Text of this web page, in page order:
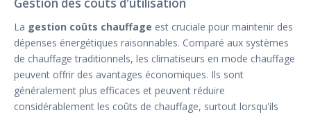
Gestion des coûts d'utilisation
La gestion coûts chauffage est cruciale pour maintenir des
dépenses énergétiques raisonnables. Comparé aux systèmes
de chauffage traditionnels, les climatiseurs en mode chauffage
peuvent offrir des avantages économiques. Ils sont
généralement plus efficaces et peuvent réduire
considérablement les coûts de chauffage, surtout lorsqu'ils